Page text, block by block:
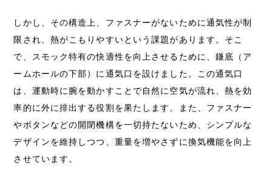
しかし、その構造上、ファスナーがないために通気性が制
限され、熱がこもりやすいという課題があります。そこ
で、スモック特有の快適性を向上させるために、鎌底（ア
ームホールの下部）に通気口を設けました。この通気口
は、運動時に腕を動かすことで自然に空気が流れ、熱を効
率的に外に排出する役割を果たします。また、ファスナー
やボタンなどの開閉機構を一切持たないため、シンプルな
デザインを維持しつつ、重量を増やさずに換気機能を向上
させています。